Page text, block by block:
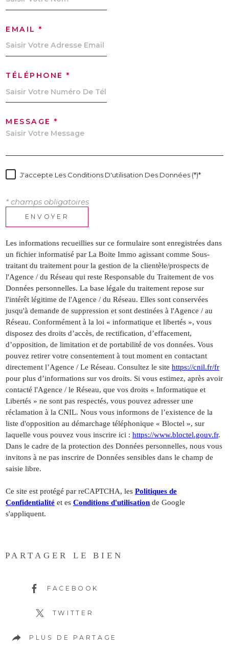
EMAIL *
TÉLÉPHONE *
MESSAGE *
J'accepte Les Conditions D'utilisation Des Données (*)*
* champs obligatoires
ENVOYER
Les informations recueillies sur ce formulaire sont enregistrées dans
un fichier informatisé par La Boite Immo agissant comme Sous-
traitant du traitement pour la gestion de la clientèle/prospects de
l'Agence / du Réseau qui reste Responsable du Traitement de vos
Données personnelles. La base légale du traitement repose sur
l'intérêt légitime de l'Agence / du Réseau. Elles sont conservées
jusqu'à demande de suppression et sont destinées à l'Agence / au
Réseau. Conformément à la loi « informatique et libertés », vous
disposez des droits d’accès, de rectification, d’effacement,
d’opposition, de limitation et de portabilité de vos données. Vous
pouvez retirer votre consentement à tout moment en contactant
directement l’Agence / Le Réseau. Consultez le site https://cnil.fr/fr
pour plus d’informations sur vos droits. Si vous estimez, après avoir
contacté l'Agence / le Réseau, que vos droits « Informatique et
Libertés » ne sont pas respectés, vous pouvez adresser une
réclamation à la CNIL. Nous vous informons de l’existence de la
liste d'opposition au démarchage téléphonique « Bloctel », sur
laquelle vous pouvez vous inscrire ici : https://www.bloctel.gouv.fr.
Dans le cadre de la protection des Données personnelles, nous vous
invitons à ne pas inscrire de Données sensibles dans le champ de
saisie libre.
Ce site est protégé par reCAPTCHA, les Politiques de
Confidentialité et es Conditions d'utilisation de Google
s'appliquent.
PARTAGER LE BIEN
FACEBOOK
TWITTER
PLUS DE PARTAGE